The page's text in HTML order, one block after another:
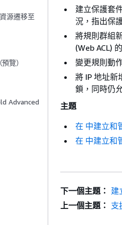
源遷移至
覽）
Advanced
建立保護套
況，指出保
將規則群組
(Web ACL)
變更規則動
將 IP 地址新
鎖，同時仍
主題
在 中建立和
在 中建立和
下一個主題： 建
上一個主題： 支